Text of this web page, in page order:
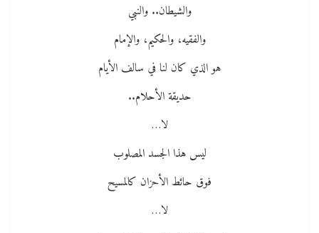
والشيطان.. والنبي
والفقيه، والحكيم، والإمام
هو الذي كان لنا في سالف الأيام
حديقة الأحلام..
لا…
ليس هذا الجسد المصلوب
فوق حائط الأحزان كالمسيح
لا…